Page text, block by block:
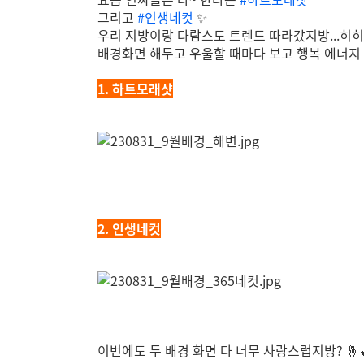
그리고 #인생네컷 ✨
우리 지방이랑 다람스도 트렌드 따라갔지방...히히
배경화면 해두고 우울할 때마다 보고 행복 에너
1. 하트모래샷
2. 인생네컷
이번에도 두 배경 화면 다 너무 사랑스럽지방?